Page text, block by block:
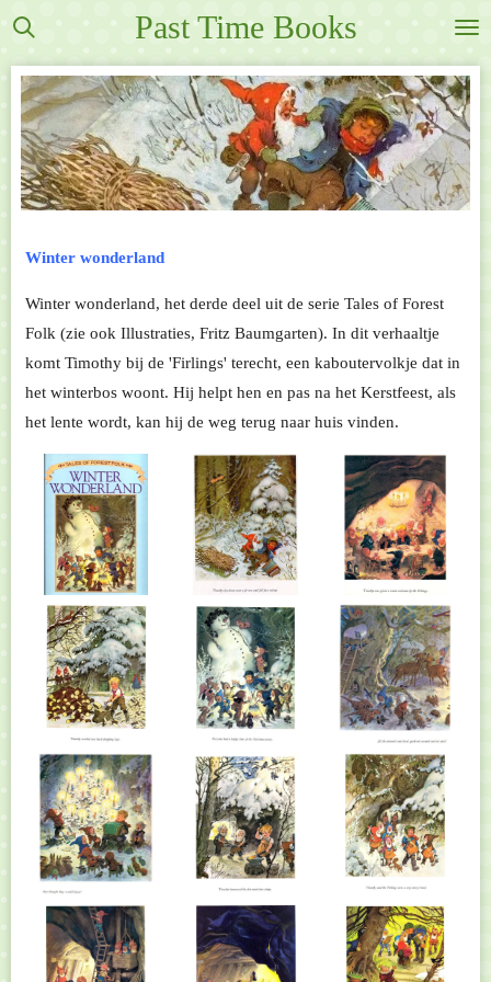
Ga
naar
de
hoofdinhoud
Past Time Books
Winter wonderland
Winter wonderland, het derde deel uit de serie Tales of Forest
Folk (zie ook Illustraties, Fritz Baumgarten). In dit verhaaltje
komt Timothy bij de 'Firlings' terecht, een kaboutervolkje dat in
het winterbos woont. Hij helpt hen en pas na het Kerstfeest, als
het lente wordt, kan hij de weg terug naar huis vinden.